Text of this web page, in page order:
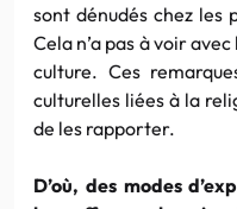
sont dénudés chez les
Cela n’a pas à voir
culture. Ces
culturelles liées à la
de les rapporter.
D’où, des modes